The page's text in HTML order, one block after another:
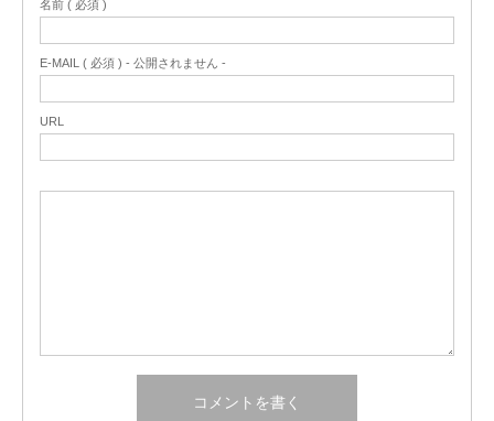
名前 ( 必須 )
E-MAIL ( 必須 ) - 公開されません -
URL